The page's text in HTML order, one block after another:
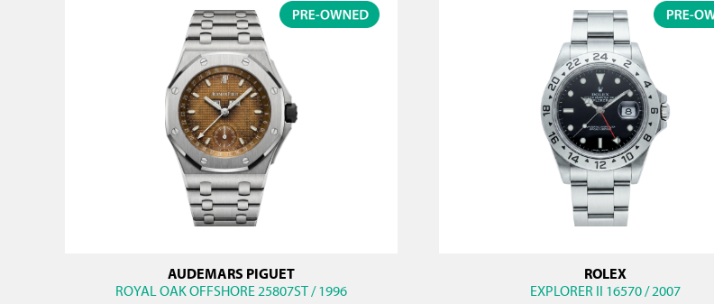
AUDEMARS PIGUET
ROYAL OAK OFFSHORE 25807ST / 1996
ROLEX
EXPLORER II 16570 / 2007